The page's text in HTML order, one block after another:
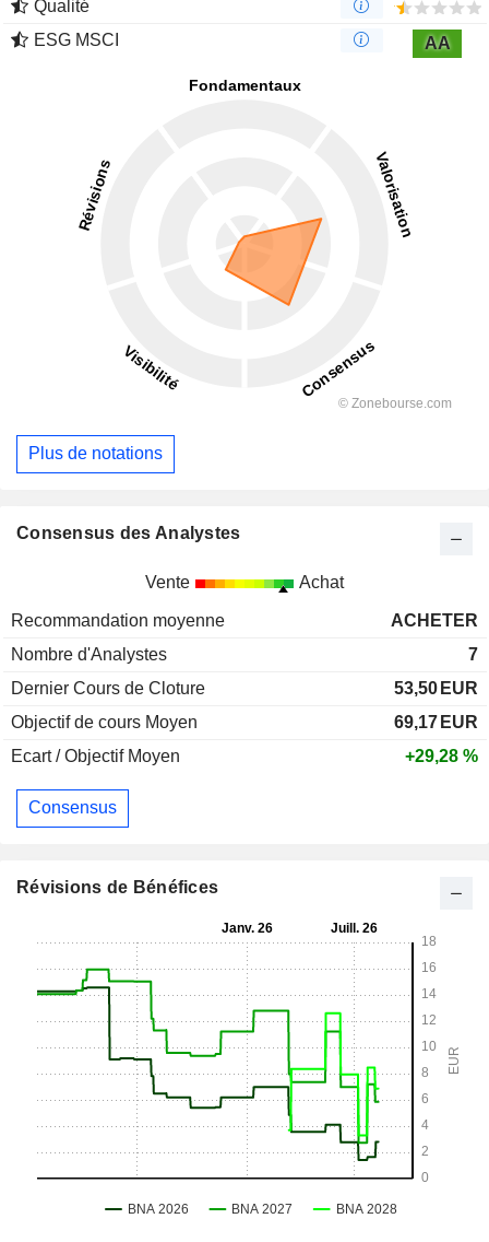
Qualité
ESG MSCI
AA
Plus de notations
Consensus des Analystes
Vente Achat
Recommandation moyenne
ACHETER
Nombre d'Analystes
7
Dernier Cours de Cloture
53,50 EUR
Objectif de cours Moyen
69,17 EUR
Ecart / Objectif Moyen
+29,28 %
Consensus
Révisions de Bénéfices